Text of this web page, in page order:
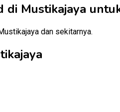
di Mustikajaya
dan sekitarnya.